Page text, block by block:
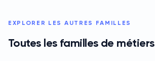
EXPLORER LES AUTRES FAMILLES
Toutes les familles de métiers